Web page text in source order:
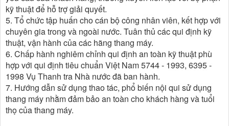
kỹ thuật để hỗ trợ giải quyết.
5. Tổ chức tập huấn cho cán bộ công nhân viên, kết hợp với
chuyên gia trong và ngoài nước. Tuân thủ các qui định kỹ
thuật, vận hành của các hãng thang máy.
6. Chấp hành nghiêm chỉnh qui định an toàn kỹ thuật phù
hợp với qui định tiêu chuẩn Việt Nam 5744 - 1993, 6395 -
1998 Vụ Thanh tra Nhà nước đã ban hành.
7. Hướng dẫn sử dụng thao tác, phổ biến nội qui sử dụng
thang máy nhằm đảm bảo an toàn cho khách hàng và tuổi
thọ của thang máy.